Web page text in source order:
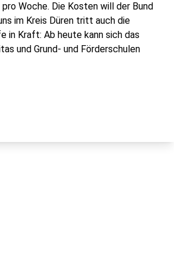
Woche. Die Kosten will der Bund
im Kreis Düren tritt auch die
in Kraft: Ab heute kann sich das
und Grund- und Förderschulen